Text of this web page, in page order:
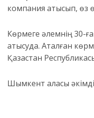
компания қатысып, өз
Көрмеге әлемнің 30-
қатысуда. Аталған
Қазақстан
Шымкент қаласы